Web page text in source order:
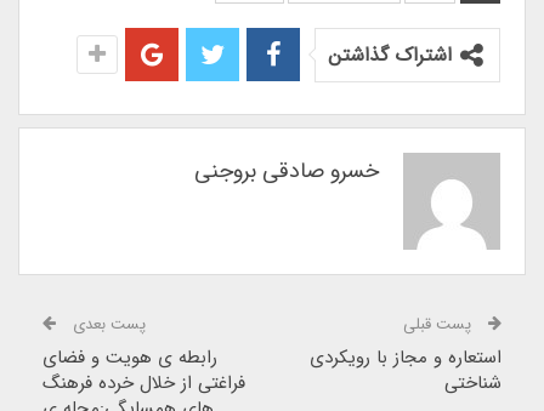
اشتراک گذاشتن
خسرو صادقی بروجنی
پست قبلی
استعاره و مجاز با رویکردی
شناختی
پست بعدی
رابطه ی هویت و فضای
فراغتی از خلال خرده فرهنگ